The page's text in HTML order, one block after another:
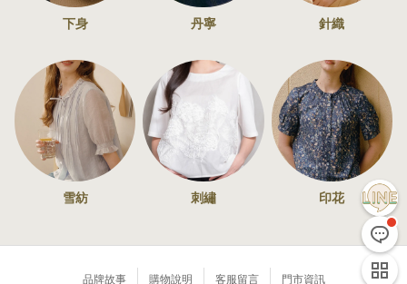
品牌故事 購物說明 客服留言 門市資訊
下身 丹寧 針織
雪紡 刺繡 印花